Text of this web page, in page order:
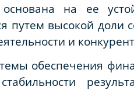
основана на ее
путем высокой доли
и
обеспечения